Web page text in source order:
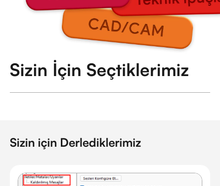
Sizin İçin Seçtiklerimiz
Sizin için Derlediklerimiz